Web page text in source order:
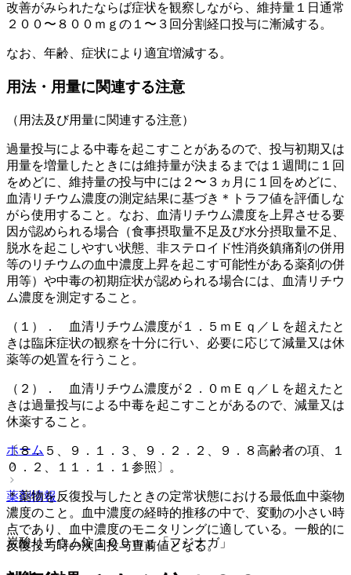
改善がみられたならば症状を観察しながら、維持量１日通常
２００〜８００ｍｇの１〜３回分割経口投与に漸減する。
なお、年齢、症状により適宜増減する。
用法・用量に関連する注意
（用法及び用量に関連する注意）
過量投与による中毒を起こすことがあるので、投与初期又は
用量を増量したときには維持量が決まるまでは１週間に１回
をめどに、維持量の投与中には２〜３ヵ月に１回をめどに、
血清リチウム濃度の測定結果に基づき＊トラフ値を評価しな
がら使用すること。なお、血清リチウム濃度を上昇させる要
因が認められる場合（食事摂取量不足及び水分摂取量不足、
脱水を起こしやすい状態、非ステロイド性消炎鎮痛剤の併用
等のリチウムの血中濃度上昇を起こす可能性がある薬剤の併
用等）や中毒の初期症状が認められる場合には、血清リチウ
ム濃度を測定すること。
（１）． 血清リチウム濃度が１．５ｍＥｑ／Ｌを超えたと
きは臨床症状の観察を十分に行い、必要に応じて減量又は休
薬等の処置を行うこと。
（２）． 血清リチウム濃度が２．０ｍＥｑ／Ｌを超えたと
きは過量投与による中毒を起こすことがあるので、減量又は
休薬すること。
〔８．５、９．１．３、９．２．２、９．８高齢者の項、１
０．２、１１．１．１参照〕。
＊薬物を反復投与したときの定常状態における最低血中薬物
濃度のこと。血中濃度の経時的推移の中で、変動の小さい時
点であり、血中濃度のモニタリングに適している。一般的に
反復投与時の次回投与直前値となる。
ホーム
薬剤情報
炭酸リチウム錠１００ｍｇ「フジナガ」